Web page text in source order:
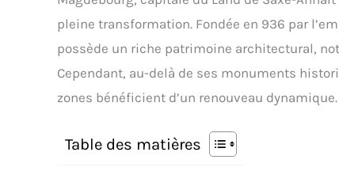
pleine transformation. Fondée en 936 par
possède un riche patrimoine architectural,
Cependant, au-delà de ses monuments
zones bénéficient d’un renouveau dynamique.
Table des matières